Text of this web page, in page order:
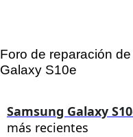
Foro de reparación
Galaxy S10e
Samsung Galaxy
más recientes